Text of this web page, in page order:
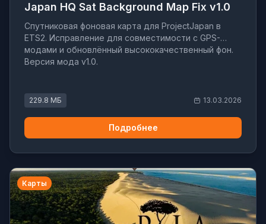
Japan HQ Sat Background Map Fix v1.0
Спутниковая фоновая карта для ProjectJapan в
ETS2. Исправление для совместимости с GPS-
модами и обновлённый высококачественный фон.
Версия мода v1.0.
229.8 МБ 13.03.2026
Подробнее
Карты